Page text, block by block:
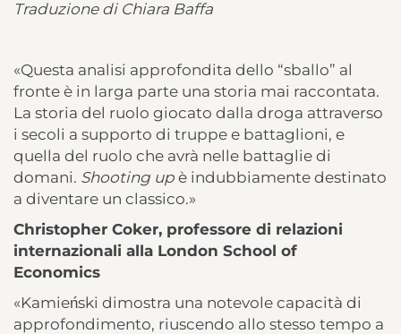
Traduzione di Chiara Baffa
«Questa analisi approfondita dello “sballo” al
fronte è in larga parte una storia mai raccontata.
La storia del ruolo giocato dalla droga attraverso
i secoli a supporto di truppe e battaglioni, e
quella del ruolo che avrà nelle battaglie di
domani. Shooting up è indubbiamente destinato
a diventare un classico.»
Christopher Coker, professore di relazioni
internazionali alla London School of
Economics
«Kamieński dimostra una notevole capacità di
approfondimento, riuscendo allo stesso tempo a